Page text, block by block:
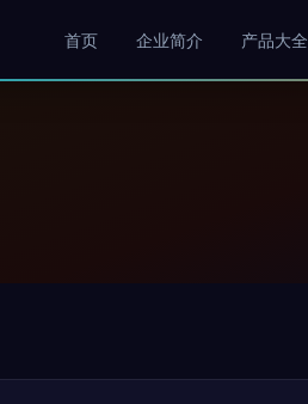
首页 企业简介 产品大全